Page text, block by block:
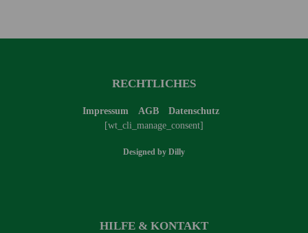
RECHTLICHES
Impressum AGB
Datenschutz
[wt_cli_manage_consent]
Designed by Dilly
HILFE & KONTAKT